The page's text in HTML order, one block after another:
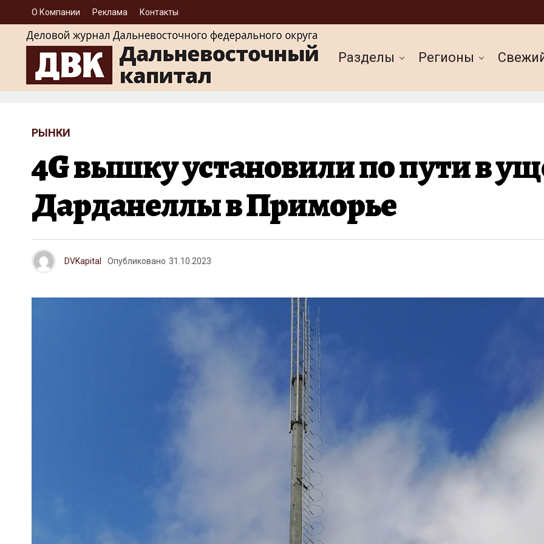
О Компании Реклама Контакты
Разделы Регионы
РЫНКИ
4G вышку установили по пути в
Дарданеллы в Приморье
DVKapital Опубликовано 31.10.2023